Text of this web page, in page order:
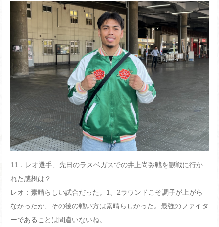
11 ．レオ選手、先日のラスベガスでの井上尚弥戦を観戦に行か
れた感想は？
レオ：素晴らしい試合だった。 1 2ラウンドこそ調子が上がら
なかったが、その後の戦い方は素晴らしかった。最強のファイタ
ーであることは間違いないね。